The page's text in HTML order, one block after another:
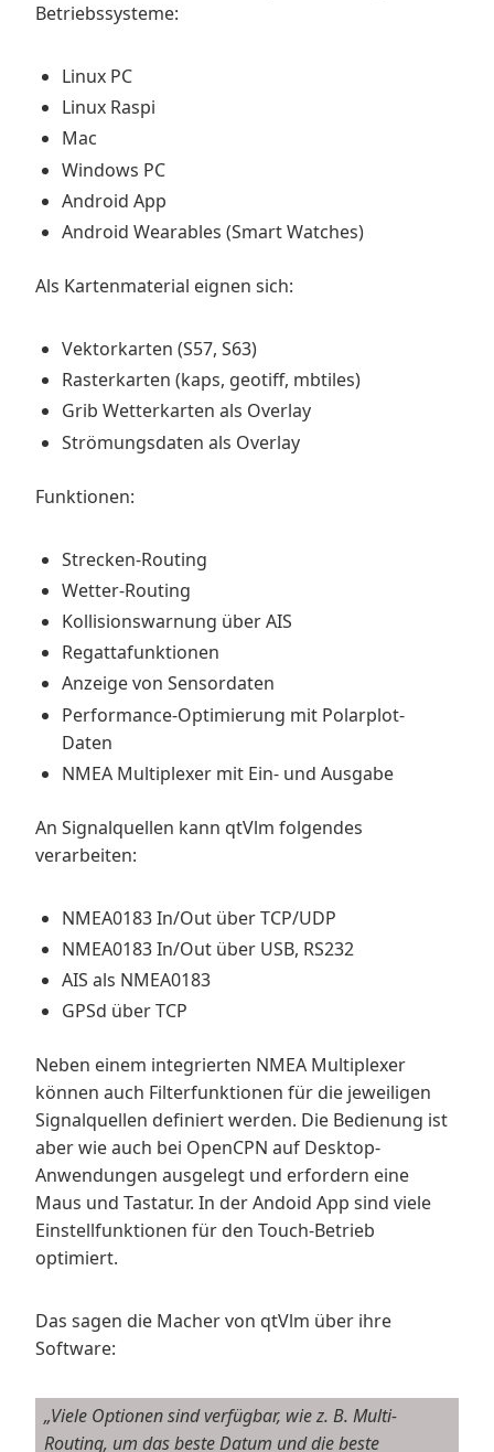
Betriebssysteme:
Linux PC
Linux Raspi
Mac
Windows PC
Android App
Android Wearables (Smart Watches)
Als Kartenmaterial eignen sich:
Vektorkarten (S57, S63)
Rasterkarten (kaps, geotiff, mbtiles)
Grib Wetterkarten als Overlay
Strömungsdaten als Overlay
Funktionen:
Strecken-Routing
Wetter-Routing
Kollisionswarnung über AIS
Regattafunktionen
Anzeige von Sensordaten
Performance-Optimierung mit Polarplot-
Daten
NMEA Multiplexer mit Ein- und Ausgabe
An Signalquellen kann qtVlm folgendes
verarbeiten:
NMEA0183 In/Out über TCP/UDP
NMEA0183 In/Out über USB, RS232
AIS als NMEA0183
GPSd über TCP
Neben einem integrierten NMEA Multiplexer
können auch Filterfunktionen für die jeweiligen
Signalquellen definiert werden. Die Bedienung ist
aber wie auch bei OpenCPN auf Desktop-
Anwendungen ausgelegt und erfordern eine
Maus und Tastatur. In der Andoid App sind viele
Einstellfunktionen für den Touch-Betrieb
optimiert.
Das sagen die Macher von qtVlm über ihre
Software:
„Viele Optionen sind verfügbar, wie z. B. Multi-
Routing, um das beste Datum und die beste